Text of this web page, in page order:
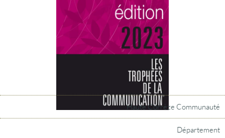
Haute Corrèze Communauté
Département